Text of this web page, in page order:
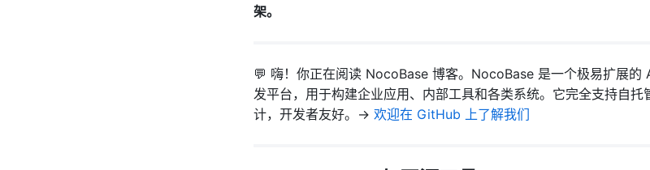
架。
💬 嗨！你正在阅读 NocoBase 博客。NocoBase 是一个极易扩展的
发平台，用于构建企业应用、内部工具和各类系统。它完全支持自托
计，开发者友好。→ 欢迎在 GitHub 上了解我们